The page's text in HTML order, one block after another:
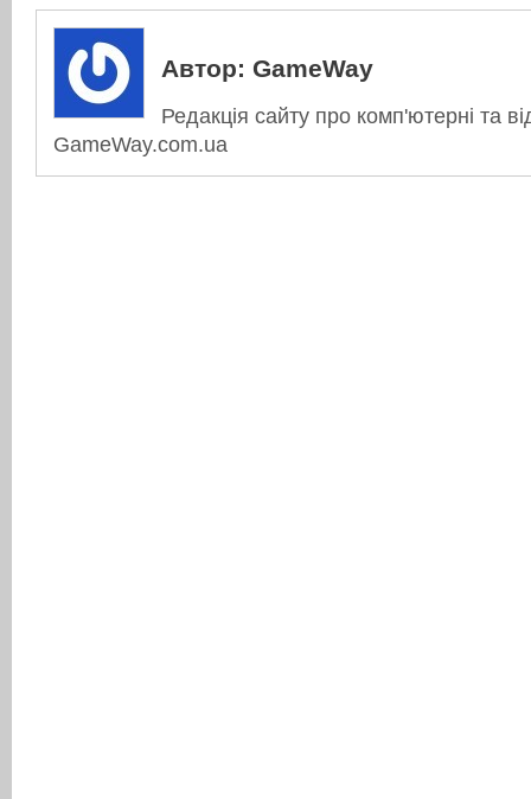
Автор: GameWay
Редакція сайту про комп'ютерні та
GameWay.com.ua